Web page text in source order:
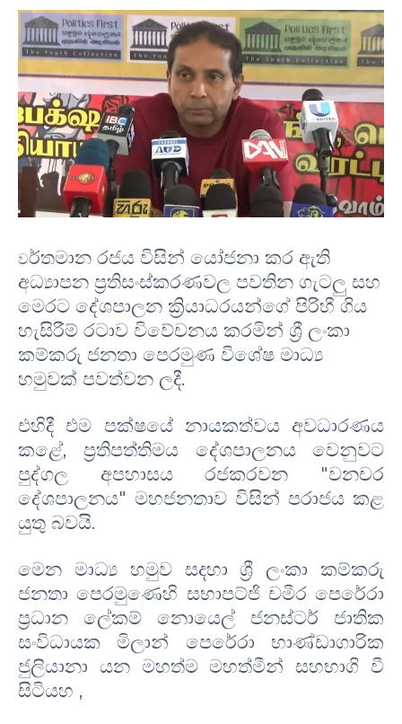
වර්තමාන රජය විසින් යෝජනා කර ඇති
අධ්‍යාපන ප්‍රතිසංස්කරණවල පවතින ගැටලු සහ
මෙරට දේශපාලන ක්‍රියාධරයන්ගේ පිරිහී ගිය
හැසිරීම් රටාව විවේචනය කරමින් ශ්‍රී ලංකා
කම්කරු ජනතා පෙරමුණ විශේෂ මාධ්‍ය
හමුවක් පවත්වන ලදී.
එහිදී එම පක්ෂයේ නායකත්වය අවධාරණය
කළේ, ප්‍රතිපත්තිමය දේශපාලනය වෙනුවට
පුද්ගල අපහාසය රජකරවන "වනචර
දේශපාලනය" මහජනතාව විසින් පරාජය කළ
යුතු බවයි.
මෙන මාධ්‍ය හමුව සදහාශ්‍රී ලංකා කම්කරු
ජනතා පෙරමුණෙහි සභාපට්ජි චමීර පෙරේරා
ප්‍රධාන ලේකම් නොයෙල් ජනස්ටර් ජාතික
සංවිධායක මිලාන් පෙරේරා භාණ්ඩාගාරික
ජුලියානා යන මහත්ම මහත්මීන් සහභාගි වී
සිටියහ ,